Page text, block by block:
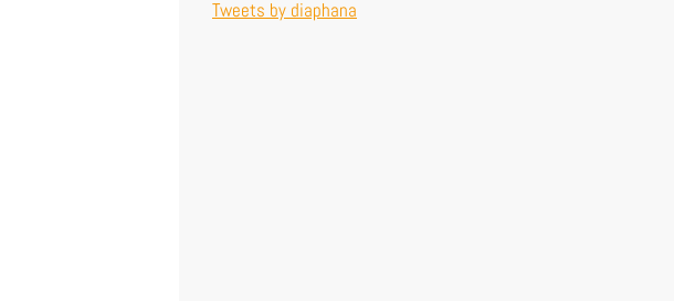
Tweets by diaphana